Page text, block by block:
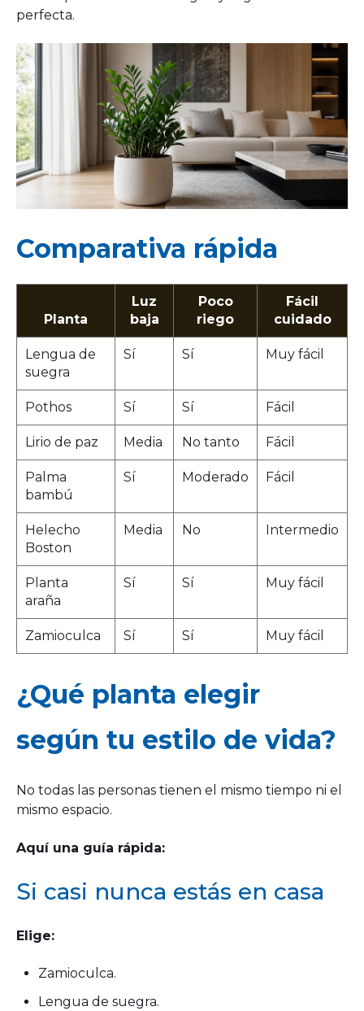
perfecta.
Comparativa rápida
Planta
Luz
baja
Poco
riego
Fácil
cuidado
Lengua de
suegra
Sí Sí Muy fácil
Pothos Sí Sí Fácil
Lirio de paz Media No tanto Fácil
Palma
bambú
Sí Moderado Fácil
Helecho
Boston
Media No Intermedio
Planta
araña
Sí Sí Muy fácil
Zamioculca Sí Sí Muy fácil
¿Qué planta elegir
según tu estilo de vida?
No todas las personas tienen el mismo tiempo ni el
mismo espacio.
Aquí una guía rápida:
Si casi nunca estás en casa
Elige:
Zamioculca.
Lengua de suegra.